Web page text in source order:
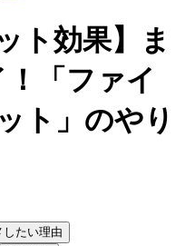
ト効果】ま
「ファイ
ト」のやり
たい理由